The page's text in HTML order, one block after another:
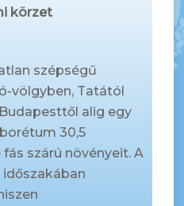
körzet
szépségű
völgyben, Tatától
alig egy
30,5
szárú növényeit. A